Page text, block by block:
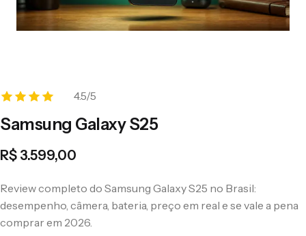
4.5/5
Samsung Galaxy S25
R$ 3.599,00
Review completo do Samsung Galaxy S25 no Brasil:
desempenho, câmera, bateria, preço em real e se vale a pena
comprar em 2026.